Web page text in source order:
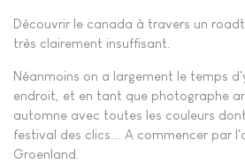
Découvrir le canada à travers un
très clairement insuffisant.
Néanmoins on a largement le temps
endroit, et en tant que photographe
automne avec toutes les couleurs
festival des clics... A commencer par
Groenland.